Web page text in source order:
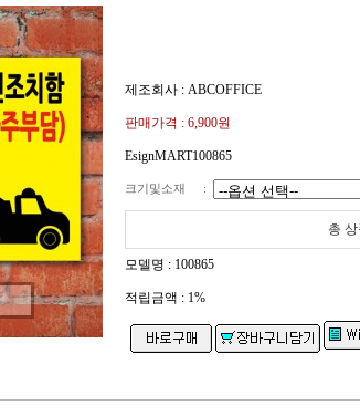
제조회사 : ABCOFFICE
판매가격 : 6,900원
EsignMART100865
크기및소재 :
총
모델명 : 100865
적립금액 : 1%